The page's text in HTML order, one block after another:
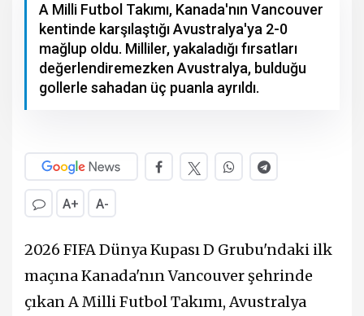
A Milli Futbol Takımı, Kanada'nın Vancouver
kentinde karşılaştığı Avustralya'ya 2-0
mağlup oldu. Milliler, yakaladığı fırsatları
değerlendiremezken Avustralya, bulduğu
gollerle sahadan üç puanla ayrıldı.
A+ A-
2026 FIFA Dünya Kupası D Grubu'ndaki ilk
maçına Kanada'nın Vancouver şehrinde
çıkan A Milli Futbol Takımı, Avustralya